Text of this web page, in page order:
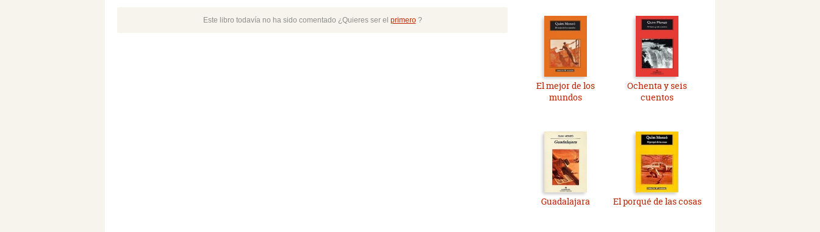
Este libro todavía no ha sido comentado ¿Quieres ser el primero?
El mejor de los
mundos
Ochenta y seis
cuentos
Guadalajara El porqué de las cosas